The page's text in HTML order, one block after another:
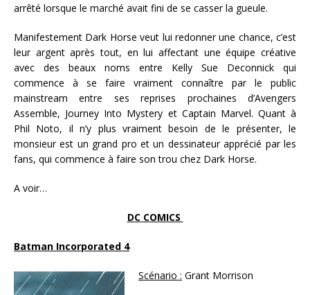
arrêté lorsque le marché avait fini de se casser la gueule.
Manifestement Dark Horse veut lui redonner une chance, c’est
leur argent après tout, en lui affectant une équipe créative
avec des beaux noms entre Kelly Sue Deconnick qui
commence à se faire vraiment connaître par le public
mainstream entre ses reprises prochaines d’Avengers
Assemble, Journey Into Mystery et Captain Marvel. Quant à
Phil Noto, il n’y plus vraiment besoin de le présenter, le
monsieur est un grand pro et un dessinateur apprécié par les
fans, qui commence à faire son trou chez Dark Horse.
A voir…
DC COMICS
Batman Incorporated 4
Scénario : Grant Morrison